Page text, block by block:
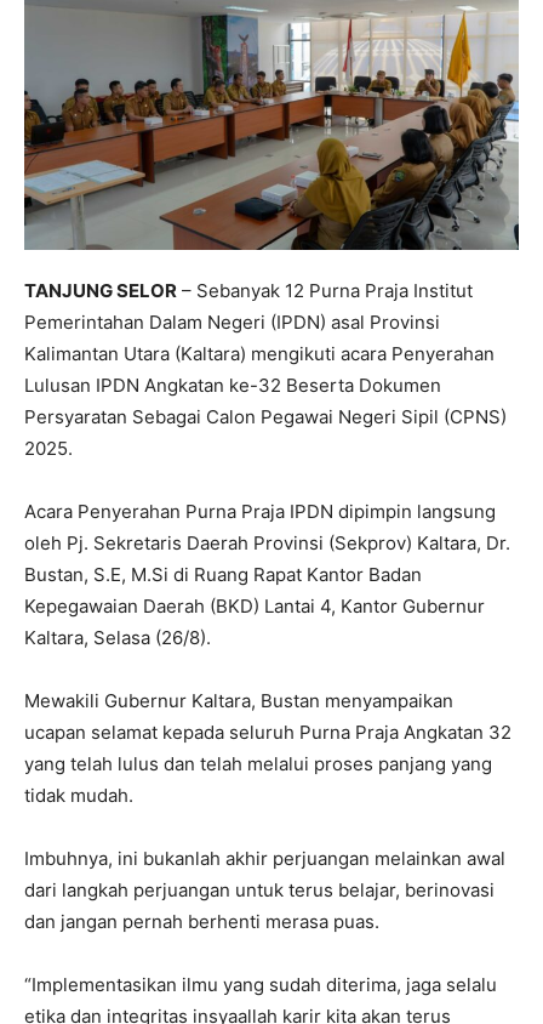
TANJUNG SELOR – Sebanyak 12 Purna Praja Institut
Pemerintahan Dalam Negeri (IPDN) asal Provinsi
Kalimantan Utara (Kaltara) mengikuti acara Penyerahan
Lulusan IPDN Angkatan ke-32 Beserta Dokumen
Persyaratan Sebagai Calon Pegawai Negeri Sipil (CPNS)
2025.
Acara Penyerahan Purna Praja IPDN dipimpin langsung
oleh Pj. Sekretaris Daerah Provinsi (Sekprov) Kaltara, Dr.
Bustan, S.E, M.Si di Ruang Rapat Kantor Badan
Kepegawaian Daerah (BKD) Lantai 4, Kantor Gubernur
Kaltara, Selasa (26/8).
Mewakili Gubernur Kaltara, Bustan menyampaikan
ucapan selamat kepada seluruh Purna Praja Angkatan 32
yang telah lulus dan telah melalui proses panjang yang
tidak mudah.
Imbuhnya, ini bukanlah akhir perjuangan melainkan awal
dari langkah perjuangan untuk terus belajar, berinovasi
dan jangan pernah berhenti merasa puas.
“Implementasikan ilmu yang sudah diterima, jaga selalu
etika dan integritas insyaallah karir kita akan terus